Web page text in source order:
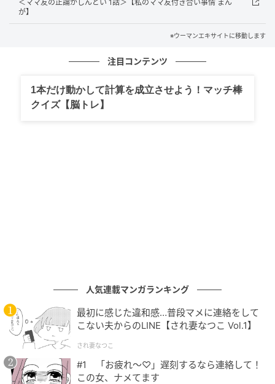
ウーマンエキサイト
＜ママ友の正論がしんどい 1話＞【私のママ友付き合い事情 まん
が】
※ウーマンエキサイトに移動します
注目コンテンツ
1本だけ動かして計算を成立させよう！マッチ棒
クイズ【脳トレ】
人気連載マンガランキング
最初に感じた違和感…普段マメに連絡をして
こない夫からのLINE【され妻なつこ Vol.1】
され妻なつこ
#1 「お疲れ〜♡」遅刻するなら連絡して！
この女、ナメてます